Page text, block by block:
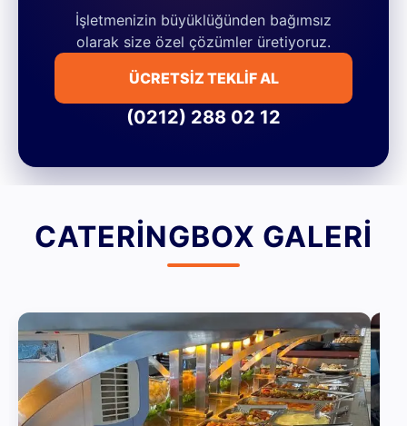
İşletmenizin büyüklüğünden bağımsız
olarak size özel çözümler üretiyoruz.
ÜCRETSİZ TEKLİF AL
(0212) 288 02 12
CATERINGBOX GALERI